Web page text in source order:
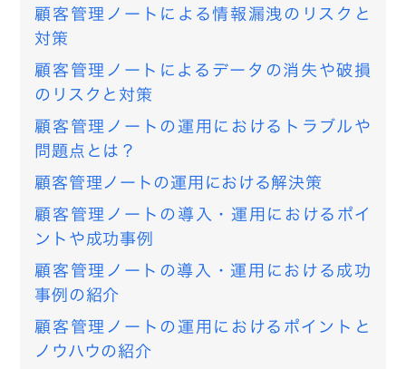
顧客管理ノートによる情報漏洩のリスクと
対策
顧客管理ノートによるデータの消失や破損
のリスクと対策
顧客管理ノートの運用におけるトラブルや
問題点とは？
顧客管理ノートの運用における解決策
顧客管理ノートの導入・運用におけるポイ
ントや成功事例
顧客管理ノートの導入・運用における成功
事例の紹介
顧客管理ノートの運用におけるポイントと
ノウハウの紹介